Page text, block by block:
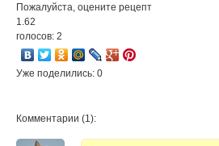
Пожалуйста, оцените рецепт
1.62
голосов: 2
Уже поделились: 0
Комментарии (1):